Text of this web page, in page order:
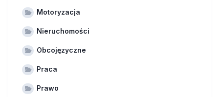
Motoryzacja
Nieruchomości
Obcojęzyczne
Praca
Prawo